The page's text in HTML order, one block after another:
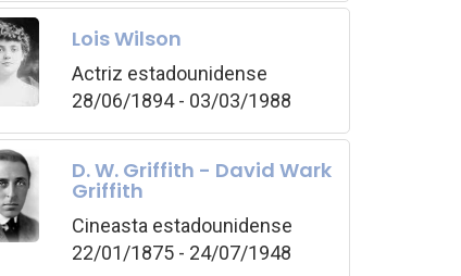
Lois Wilson
Actriz estadounidense
28/06/1894 - 03/03/1988
D. W. Griffith - David Wark
Griffith
Cineasta estadounidense
22/01/1875 - 24/07/1948